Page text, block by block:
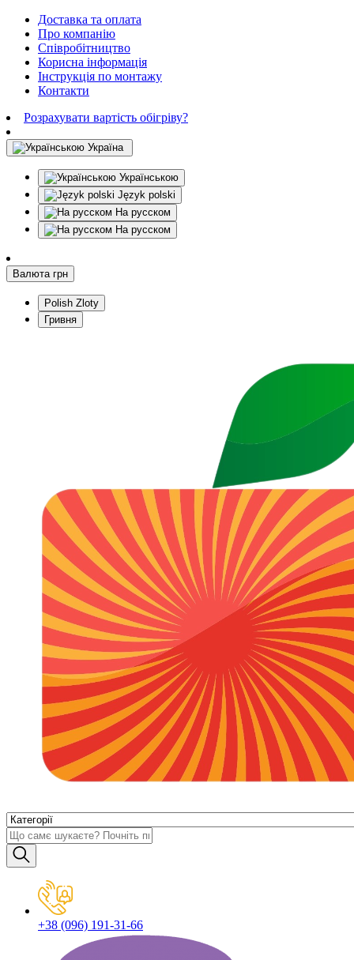
Доставка та оплата
Про компанію
Співробітництво
Корисна інформація
Інструкція по монтажу
Контакти
Розрахувати вартість обігріву?
Україна
Українською
Język polski
На русском
На русском
Валюта грн
Polish Zloty
Гривня
+38 (096) 191-31-66